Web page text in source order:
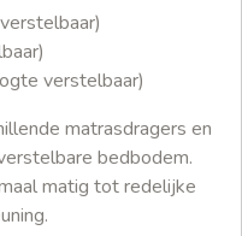
verstelbaar)
matrasdragers en
bedbodem.
matig tot redelijke